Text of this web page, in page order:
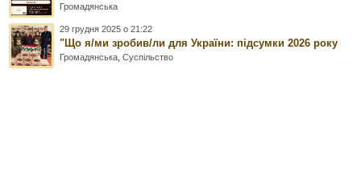
Громадянська
29 грудня 2025 о 21:22
"Що я/ми зробив/ли для України: підсумки 2026 року
Громадянська,Суспільство